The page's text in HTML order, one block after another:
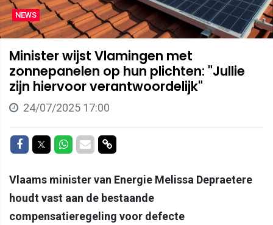
NEWS
Minister wijst Vlamingen met
zonnepanelen op hun plichten: "Jullie
zijn hiervoor verantwoordelijk"
24/07/2025 17:00
Delen op Facebook
Delen op Twitter
Delen op Whatsapp
Delen via Mail
Delen via link
Vlaams minister van Energie Melissa Depraetere
houdt vast aan de bestaande
compensatieregeling voor defecte